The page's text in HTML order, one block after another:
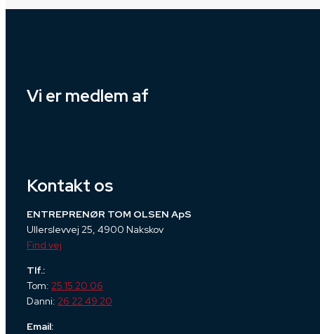
Vi er medlem af
Kontakt os
ENTREPRENØR TOM OLSEN ApS​
Ullerslevvej 25, 4900 Nakskov
Find vej
Tlf.:
Tom: 25 15 20 06
Danni: 26 22 49 20
Email: